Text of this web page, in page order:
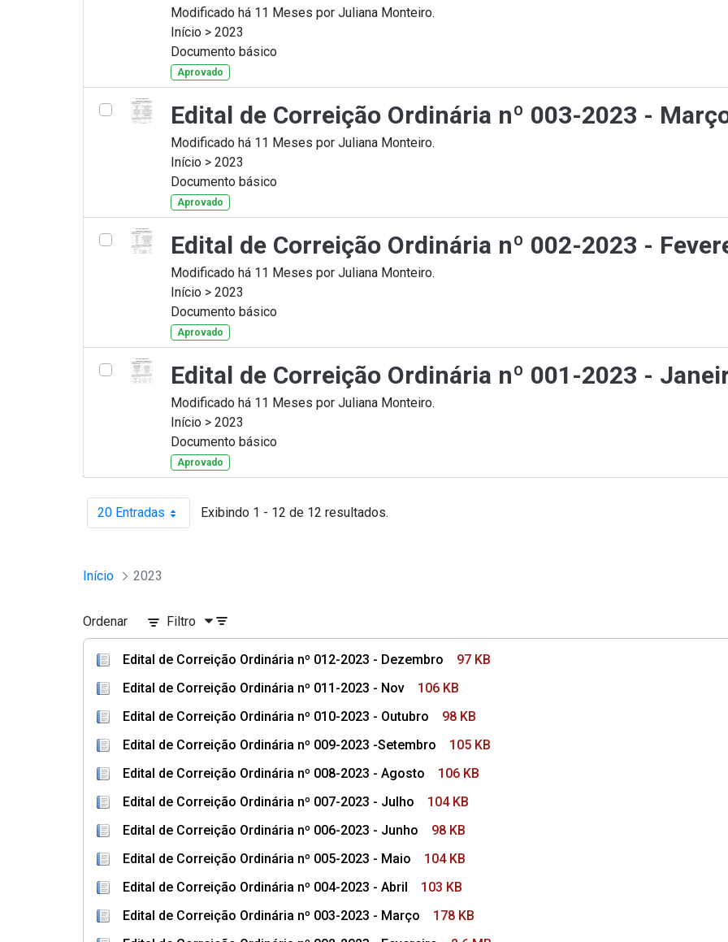
Modificado há 11 Meses por Juliana Monteiro.
Início > 2023
Documento básico
Aprovado
Edital de Correição Ordinária nº 003-2023 -
Modificado há 11 Meses por Juliana Monteiro.
Início > 2023
Documento básico
Aprovado
Edital de Correição Ordinária nº 002-2023 -
Modificado há 11 Meses por Juliana Monteiro.
Início > 2023
Documento básico
Aprovado
Edital de Correição Ordinária nº 001-2023 -
Modificado há 11 Meses por Juliana Monteiro.
Início > 2023
Documento básico
Aprovado
20 EntradasPor página Exibindo 1 - 12 de 12 resultados.
Início 2023
Ordenar Filtro
Edital de Correição Ordinária nº 012-2023 - Dezembro
97 KB
Edital de Correição Ordinária nº 011-2023 - Nov
106 KB
Edital de Correição Ordinária nº 010-2023 - Outubro
98 KB
Edital de Correição Ordinária nº 009-2023 -Setembro
105 KB
Edital de Correição Ordinária nº 008-2023 - Agosto
106 KB
Edital de Correição Ordinária nº 007-2023 - Julho
104 KB
Edital de Correição Ordinária nº 006-2023 - Junho
98 KB
Edital de Correição Ordinária nº 005-2023 - Maio
104 KB
Edital de Correição Ordinária nº 004-2023 - Abril
103 KB
Edital de Correição Ordinária nº 003-2023 - Março
178 KB